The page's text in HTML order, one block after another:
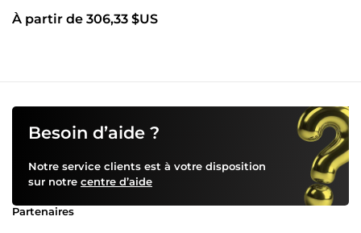
À partir de 306,33 $US
Besoin d’aide ?
Notre service clients est à votre disposition
sur notre centre d’aide
Partenaires